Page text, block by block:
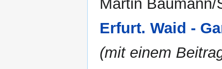
Martin
Erfurt. Waid -
(mit einem